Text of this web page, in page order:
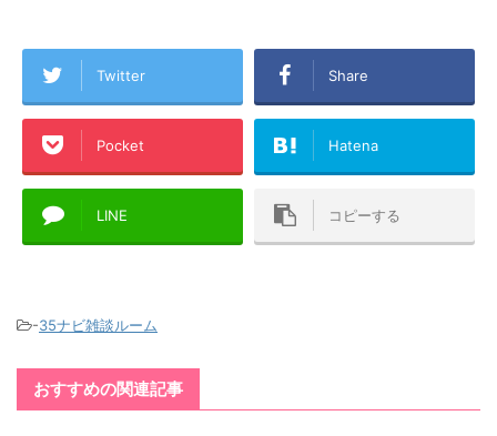
Twitter Share
Pocket Hatena
LINE コピーする
-35ナビ雑談ルーム
おすすめの関連記事